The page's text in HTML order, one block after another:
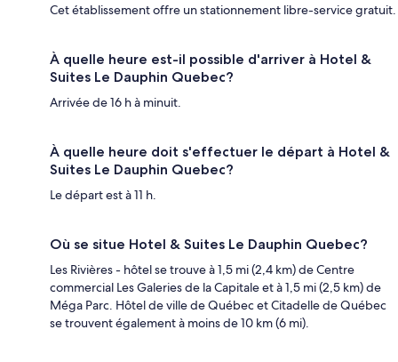
Cet établissement offre un stationnement libre-service gratuit.
À quelle heure est-il possible d'arriver à Hotel &
Suites Le Dauphin Quebec?
Arrivée de 16 h à minuit.
À quelle heure doit s'effectuer le départ à Hotel &
Suites Le Dauphin Quebec?
Le départ est à 11 h.
Où se situe Hotel & Suites Le Dauphin Quebec?
Les Rivières - hôtel se trouve à 1,5 mi (2,4 km) de Centre
commercial Les Galeries de la Capitale et à 1,5 mi (2,5 km) de
Méga Parc. Hôtel de ville de Québec et Citadelle de Québec
se trouvent également à moins de 10 km (6 mi).